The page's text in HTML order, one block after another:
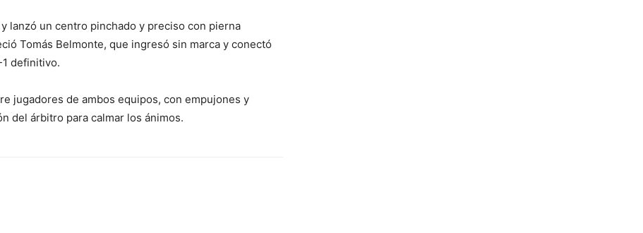
lanzó un centro pinchado y preciso con pierna
Tomás Belmonte, que ingresó sin marca y conectó
definitivo.
jugadores de ambos equipos, con empujones y
del árbitro para calmar los ánimos.